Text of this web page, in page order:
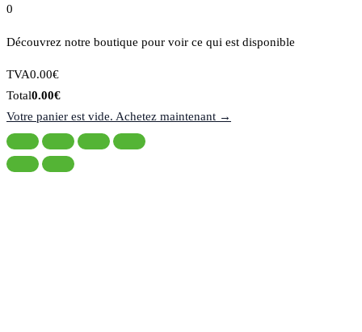
0
Découvrez notre boutique pour voir ce qui est disponible
Montant
de
la
taxe:
TVA0.00€
Total
du
panier:
Total0.00€
Votre panier est vide. Achetez maintenant →